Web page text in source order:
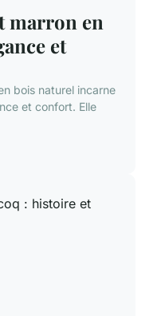
marron en
et
bois naturel incarne
et confort. Elle